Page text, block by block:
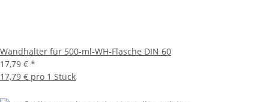
Wandhalter für 500-ml-WH-Flasche DIN 60
17,79 € *
17,79 € pro 1 Stück